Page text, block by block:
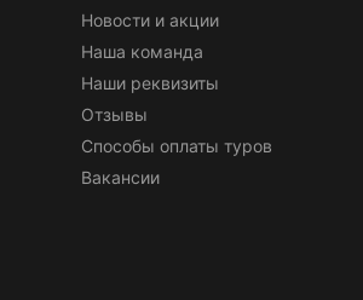
Новости и акции
Наша команда
Наши реквизиты
Отзывы
Способы оплаты туров
Вакансии